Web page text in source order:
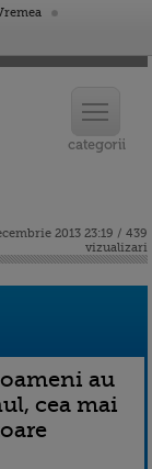
2013 23:19 / 439
vizualizari
au
cea mai